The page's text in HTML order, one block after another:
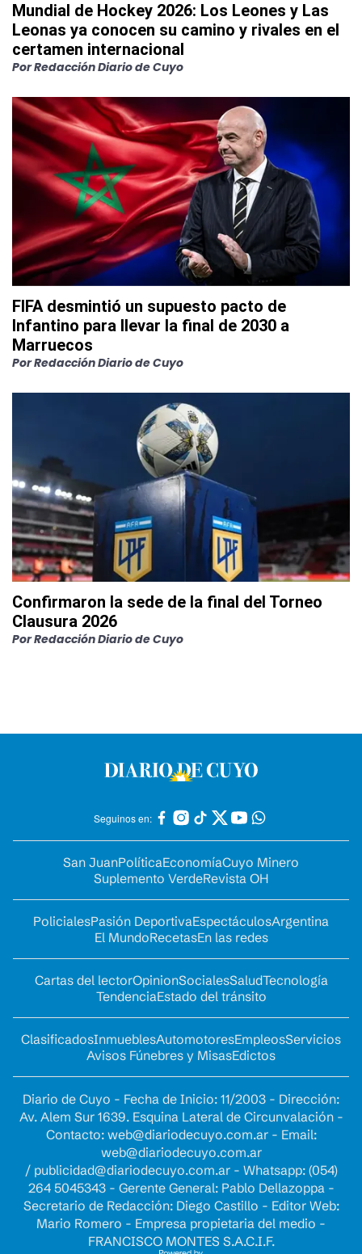
Mundial de Hockey 2026: Los Leones y Las
Leonas ya conocen su camino y rivales en el
certamen internacional
PorRedacción Diario de Cuyo
FIFA desmintió un supuesto pacto de
Infantino para llevar la final de 2030 a
Marruecos
PorRedacción Diario de Cuyo
Confirmaron la sede de la final del Torneo
Clausura 2026
PorRedacción Diario de Cuyo
Seguinos en:
San JuanPolíticaEconomíaCuyo Minero
Suplemento VerdeRevista OH
PolicialesPasión DeportivaEspectáculosArgentina
El MundoRecetasEn las redes
Cartas del lectorOpinionSocialesSaludTecnología
TendenciaEstado del tránsito
ClasificadosInmueblesAutomotoresEmpleosServicios
Avisos Fúnebres y MisasEdictos
Diario de Cuyo - Fecha de Inicio: 11/2003 - Dirección:
Av. Alem Sur 1639. Esquina Lateral de Circunvalación -
Contacto: web@diariodecuyo.com.ar- Email:
web@diariodecuyo.com.ar
/ publicidad@diariodecuyo.com.ar- Whatsapp: (054)
264 5045343 - Gerente General: Pablo Dellazoppa -
Secretario de Redacción: Diego Castillo - Editor Web:
Mario Romero - Empresa propietaria del medio -
FRANCISCO MONTES S.A.C.I.F.